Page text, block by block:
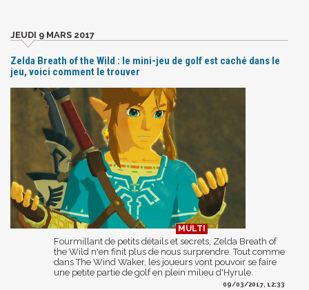
JEUDI 9 MARS 2017
Zelda Breath of the Wild : le mini-jeu de golf est caché dans le
jeu, voici comment le trouver
Fourmillant de petits détails et secrets, Zelda Breath of
the Wild n'en finit plus de nous surprendre. Tout comme
dans The Wind Waker, les joueurs vont pouvoir se faire
une petite partie de golf en plein milieu d'Hyrule.
09/03/2017, 12:33